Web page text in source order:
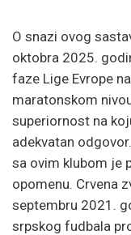
O snazi ovog
oktobra 2025.
faze Lige Evrope
maratonskom
superiornost na
adekvatan
sa ovim klubom je
opomenu. Crvena
septembru 2021.
srpskog fudbala